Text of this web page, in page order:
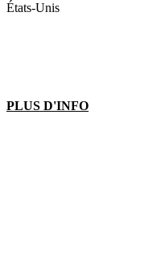
États-Unis
PLUS D'INFO